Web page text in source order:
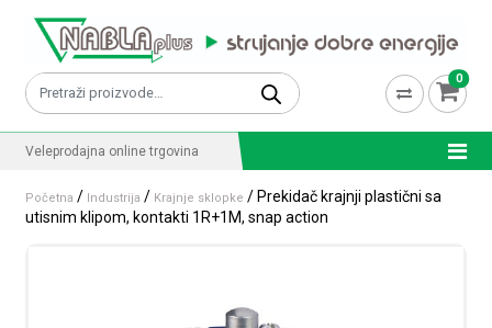
Pretraži: 0
Veleprodajna online trgovina
Početna / Industrija / Krajnje sklopke / Prekidač krajnji plastični sa
utisnim klipom, kontakti 1R+1M, snap action